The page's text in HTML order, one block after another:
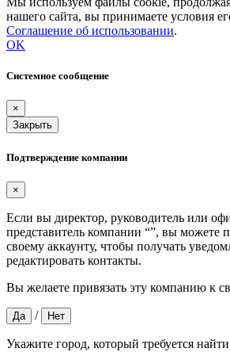
нашего сайта, вы принимаете условия
Соглашение об использовании.
OK
Системное сообщение
×
Закрыть
Подтверждение компании
×
Если вы директор, руководитель или
представитель компании “”, вы можете
своему аккаунту, чтобы получать
редактировать контакты.
Вы желаете привязать эту компанию к
Да / Нет
Укажите город, который требуется